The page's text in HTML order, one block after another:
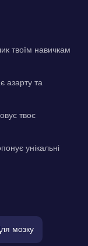
твоїм навичкам
азарту та
твоє
унікальні
мозку